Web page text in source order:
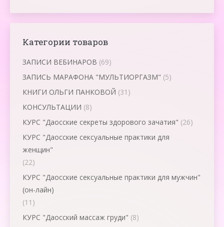
Категории товаров
ЗАПИСИ ВЕБИНАРОВ (69)
ЗАПИСЬ МАРАФОНА "МУЛЬТИОРГАЗМ" (5)
КНИГИ ОЛЬГИ ПАНКОВОЙ (31)
КОНСУЛЬТАЦИИ (8)
КУРС "Даосские секреты здорового зачатия" (26)
КУРС "Даосские сексуальные практики для
женщин"
(22)
КУРС "Даосские сексуальные практики для мужчин"
(он-лайн)
(11)
КУРС "Даосский массаж груди" (8)